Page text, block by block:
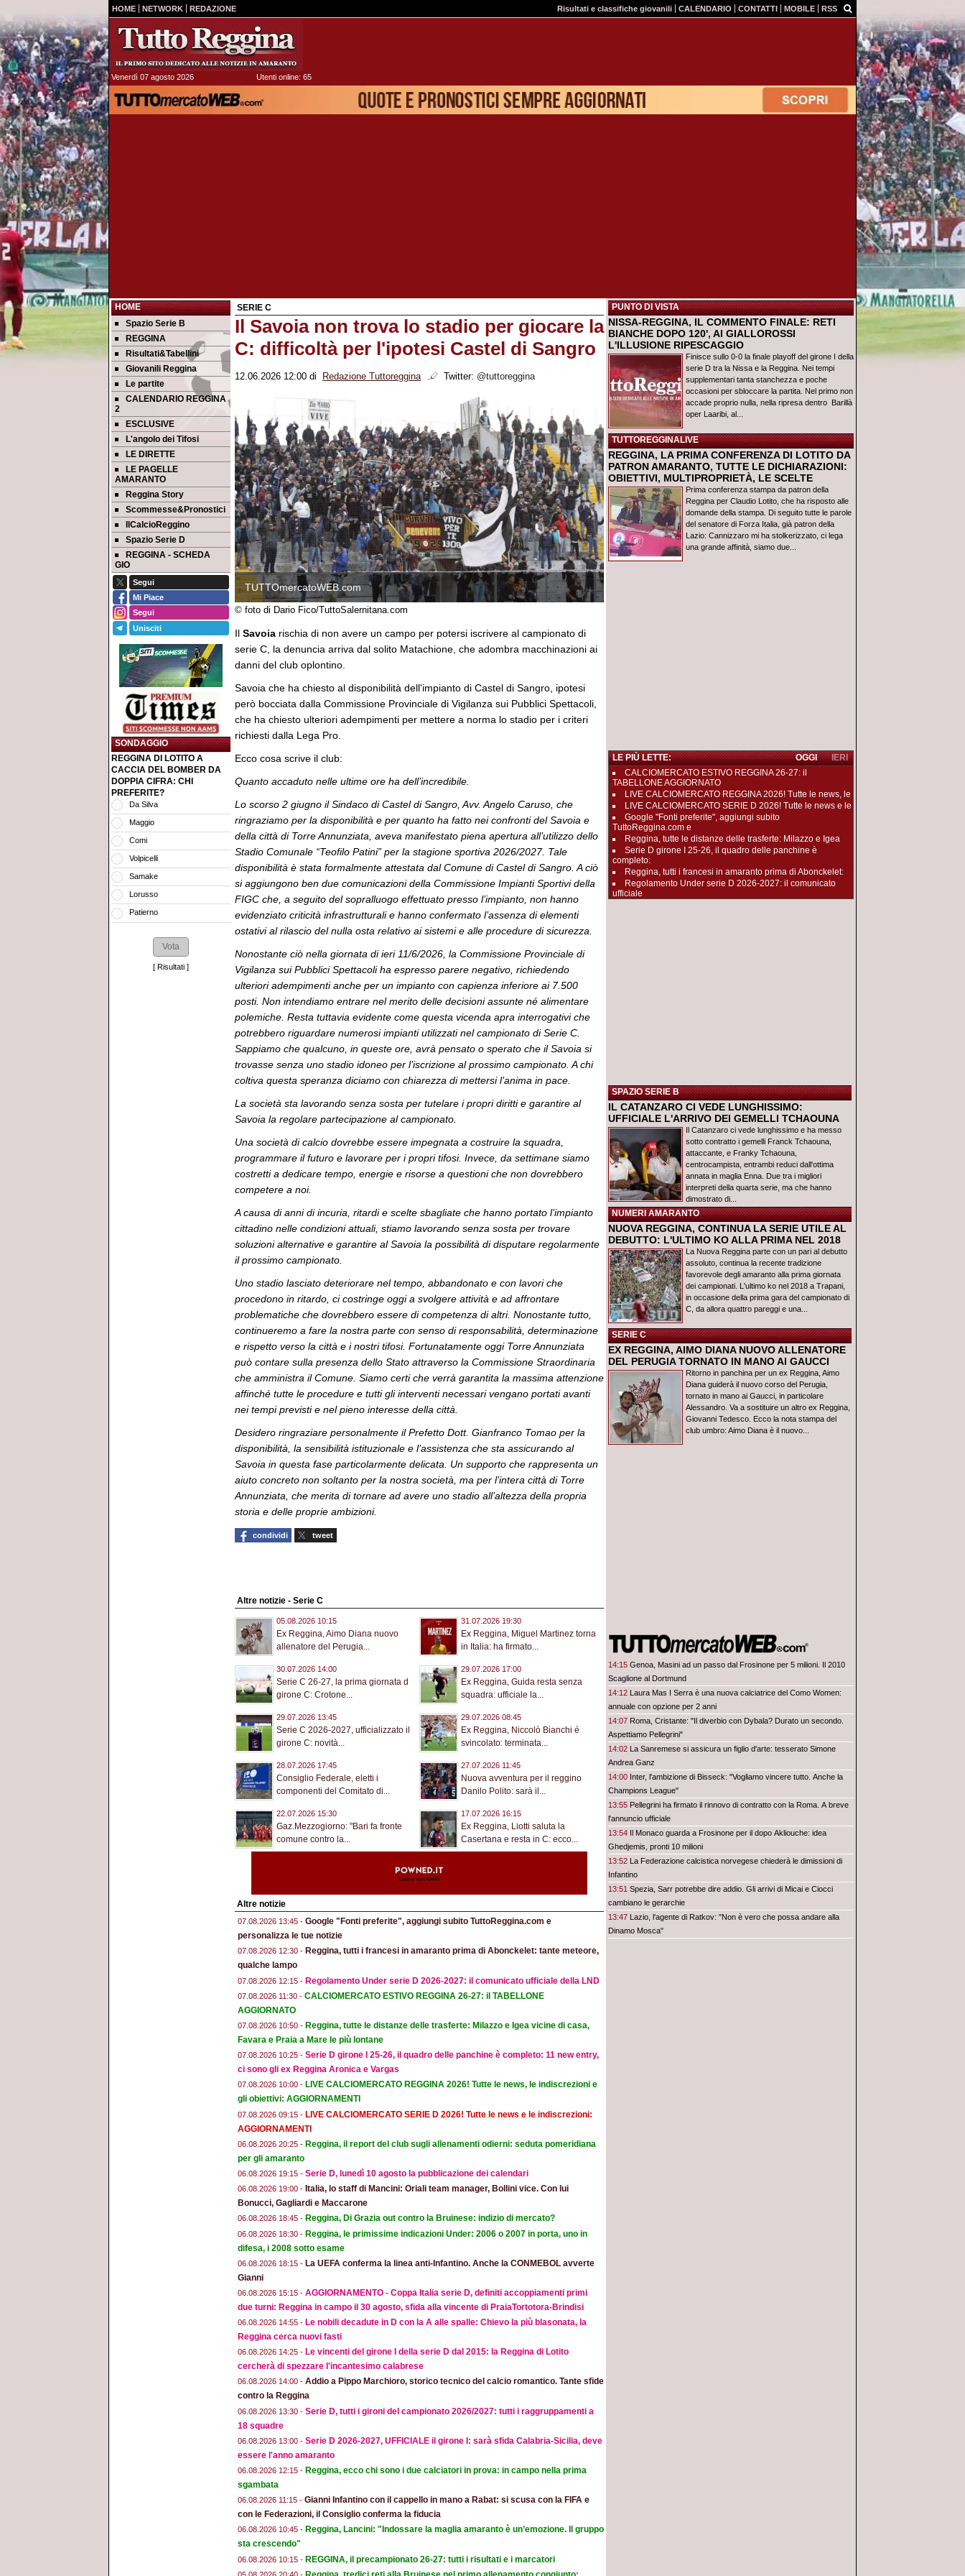
HOME NETWORK REDAZIONE Risultati e classifiche giovanili CALENDARIO CONTATTI MOBILE RSS
Venerdì 07 agosto 2026 Utenti online: 65
HOME
Spazio Serie B
REGGINA
Risultati&Tabellini
Giovanili Reggina
Le partite
CALENDARIO REGGINA
2
ESCLUSIVE
L'angolo dei Tifosi
LE DIRETTE
LE PAGELLE
AMARANTO
Reggina Story
Scommesse&Pronostici
IlCalcioReggino
Spazio Serie D
REGGINA - SCHEDA
GIO
Segui
Mi Piace
Segui
Unisciti
SONDAGGIO
REGGINA DI LOTITO A
CACCIA DEL BOMBER DA
DOPPIA CIFRA: CHI
PREFERITE?
Da Silva
Maggio
Comi
Volpicelli
Samake
Lorusso
Patierno
[ Risultati ]
SERIE C
Il Savoia non trova lo stadio per giocare la
C: difficoltà per l'ipotesi Castel di Sangro
12.06.2026 12:00 di Redazione Tuttoreggina Twitter: @tuttoreggina
TUTTOmercatoWEB.com
© foto di Dario Fico/TuttoSalernitana.com
Il Savoia rischia di non avere un campo per potersi iscrivere al campionato di
serie C, la denuncia arriva dal solito Matachione, che adombra macchinazioni ai
danni del club oplontino.
Savoia che ha chiesto al disponibilità dell'impianto di Castel di Sangro, ipotesi
però bocciata dalla Commissione Provinciale di Vigilanza sui Pubblici Spettacoli,
che ha chiesto ulteriori adempimenti per mettere a norma lo stadio per i criteri
richiesti dalla Lega Pro.
Ecco cosa scrive il club:
Quanto accaduto nelle ultime ore ha dell’incredibile.
Lo scorso 2 giugno il Sindaco di Castel di Sangro, Avv. Angelo Caruso, che
ringraziamo per la disponibilità e per quanto ha fatto nei confronti del Savoia e
della città di Torre Annunziata, aveva manifestato piena apertura all’utilizzo dello
Stadio Comunale “Teofilo Patini” per la stagione sportiva 2026/2027. Tale
disponibilità è stata formalmente attestata dal Comune di Castel di Sangro. A ciò
si aggiungono ben due comunicazioni della Commissione Impianti Sportivi della
FIGC che, a seguito del sopralluogo effettuato presso l’impianto, non hanno
evidenziato criticità infrastrutturali e hanno confermato l’assenza di elementi
ostativi al rilascio del nulla osta relativo ai sistemi e alle procedure di sicurezza.
Nonostante ciò nella giornata di ieri 11/6/2026, la Commissione Provinciale di
Vigilanza sui Pubblici Spettacoli ha espresso parere negativo, richiedendo
ulteriori adempimenti anche per un impianto con capienza inferiore ai 7.500
posti. Non intendiamo entrare nel merito delle decisioni assunte né alimentare
polemiche. Resta tuttavia evidente come questa vicenda apra interrogativi che
potrebbero riguardare numerosi impianti utilizzati nel campionato di Serie C.
Sappiamo che qualcuno, in queste ore, avrà pensato o sperato che il Savoia si
trovasse senza uno stadio idoneo per l’iscrizione al prossimo campionato. A chi
coltiva questa speranza diciamo con chiarezza di mettersi l’anima in pace.
La società sta lavorando senza sosta per tutelare i propri diritti e garantire al
Savoia la regolare partecipazione al campionato.
Una società di calcio dovrebbe essere impegnata a costruire la squadra,
programmare il futuro e lavorare per i propri tifosi. Invece, da settimane siamo
costretti a dedicare tempo, energie e risorse a questioni che non dovrebbero
competere a noi.
A causa di anni di incuria, ritardi e scelte sbagliate che hanno portato l’impianto
cittadino nelle condizioni attuali, stiamo lavorando senza sosta per trovare
soluzioni alternative e garantire al Savoia la possibilità di disputare regolarmente
il prossimo campionato.
Uno stadio lasciato deteriorare nel tempo, abbandonato e con lavori che
procedono in ritardo, ci costringe oggi a svolgere attività e ad affrontare
problematiche che dovrebbero essere di competenza di altri. Nonostante tutto,
continueremo a fare la nostra parte con senso di responsabilità, determinazione
e rispetto verso la città e i nostri tifosi. Fortunatamente oggi Torre Annunziata
può contare sulla presenza dello Stato attraverso la Commissione Straordinaria
che amministra il Comune. Siamo certi che verrà garantita la massima attenzione
affinché tutte le procedure e tutti gli interventi necessari vengano portati avanti
nei tempi previsti e nel pieno interesse della città.
Desidero ringraziare personalmente il Prefetto Dott. Gianfranco Tomao per la
disponibilità, la sensibilità istituzionale e l’assistenza che sta assicurando al
Savoia in questa fase particolarmente delicata. Un supporto che rappresenta un
aiuto concreto non soltanto per la nostra società, ma per l’intera città di Torre
Annunziata, che merita di tornare ad avere uno stadio all’altezza della propria
storia e delle proprie ambizioni.
condividi tweet
Altre notizie - Serie C
05.08.2026 10:15
Ex Reggina, Aimo Diana nuovo
allenatore del Perugia...
31.07.2026 19:30
Ex Reggina, Miguel Martinez torna
in Italia: ha firmato...
30.07.2026 14:00
Serie C 26-27, la prima giornata d
girone C: Crotone...
29.07.2026 17:00
Ex Reggina, Guida resta senza
squadra: ufficiale la...
29.07.2026 13:45
Serie C 2026-2027, ufficializzato il
girone C: novità...
29.07.2026 08:45
Ex Reggina, Niccolò Bianchi é
svincolato: terminata...
28.07.2026 17:45
Consiglio Federale, eletti i
componenti del Comitato di...
27.07.2026 11:45
Nuova avventura per il reggino
Danilo Polito: sarà il...
22.07.2026 15:30
Gaz.Mezzogiorno: "Bari fa fronte
comune contro la...
17.07.2026 16:15
Ex Reggina, Liotti saluta la
Casertana e resta in C: ecco...
Altre notizie
07.08.2026 13:45 - Google "Fonti preferite", aggiungi subito TuttoReggina.com e
personalizza le tue notizie
07.08.2026 12:30 - Reggina, tutti i francesi in amaranto prima di Abonckelet: tante meteore,
qualche lampo
07.08.2026 12:15 - Regolamento Under serie D 2026-2027: il comunicato ufficiale della LND
07.08.2026 11:30 - CALCIOMERCATO ESTIVO REGGINA 26-27: il TABELLONE
AGGIORNATO
07.08.2026 10:50 - Reggina, tutte le distanze delle trasferte: Milazzo e Igea vicine di casa,
Favara e Praia a Mare le più lontane
07.08.2026 10:25 - Serie D girone I 25-26, il quadro delle panchine è completo: 11 new entry,
ci sono gli ex Reggina Aronica e Vargas
07.08.2026 10:00 - LIVE CALCIOMERCATO REGGINA 2026! Tutte le news, le indiscrezioni e
gli obiettivi: AGGIORNAMENTI
07.08.2026 09:15 - LIVE CALCIOMERCATO SERIE D 2026! Tutte le news e le indiscrezioni:
AGGIORNAMENTI
06.08.2026 20:25 - Reggina, il report del club sugli allenamenti odierni: seduta pomeridiana
per gli amaranto
06.08.2026 19:15 - Serie D, lunedì 10 agosto la pubblicazione dei calendari
06.08.2026 19:00 - Italia, lo staff di Mancini: Oriali team manager, Bollini vice. Con lui
Bonucci, Gagliardi e Maccarone
06.08.2026 18:45 - Reggina, Di Grazia out contro la Bruinese: indizio di mercato?
06.08.2026 18:30 - Reggina, le primissime indicazioni Under: 2006 o 2007 in porta, uno in
difesa, i 2008 sotto esame
06.08.2026 18:15 - La UEFA conferma la linea anti-Infantino. Anche la CONMEBOL avverte
Gianni
06.08.2026 15:15 - AGGIORNAMENTO - Coppa Italia serie D, definiti accoppiamenti primi
due turni: Reggina in campo il 30 agosto, sfida alla vincente di PraiaTortotora-Brindisi
06.08.2026 14:55 - Le nobili decadute in D con la A alle spalle: Chievo la più blasonata, la
Reggina cerca nuovi fasti
06.08.2026 14:25 - Le vincenti del girone I della serie D dal 2015: la Reggina di Lotito
cercherà di spezzare l'incantesimo calabrese
06.08.2026 14:00 - Addio a Pippo Marchioro, storico tecnico del calcio romantico. Tante sfide
contro la Reggina
06.08.2026 13:30 - Serie D, tutti i gironi del campionato 2026/2027: tutti i raggruppamenti a
18 squadre
06.08.2026 13:00 - Serie D 2026-2027, UFFICIALE il girone I: sarà sfida Calabria-Sicilia, deve
essere l'anno amaranto
06.08.2026 12:15 - Reggina, ecco chi sono i due calciatori in prova: in campo nella prima
sgambata
06.08.2026 11:15 - Gianni Infantino con il cappello in mano a Rabat: si scusa con la FIFA e
con le Federazioni, il Consiglio conferma la fiducia
06.08.2026 10:45 - Reggina, Lancini: "Indossare la maglia amaranto è un’emozione. Il gruppo
sta crescendo"
06.08.2026 10:15 - REGGINA, il precampionato 26-27: tutti i risultati e i marcatori
PUNTO DI VISTA
NISSA-REGGINA, IL COMMENTO FINALE: RETI
BIANCHE DOPO 120', AI GIALLOROSSI
L'ILLUSIONE RIPESCAGGIO
Finisce sullo 0-0 la finale playoff del girone I della
serie D tra la Nissa e la Reggina. Nei tempi
supplementari tanta stanchezza e poche
occasioni per sbloccare la partita. Nel primo non
accade proprio nulla, nella ripresa dentro Barillà
oper Laaribi, al...
TUTTOREGGINALIVE
REGGINA, LA PRIMA CONFERENZA DI LOTITO DA
PATRON AMARANTO, TUTTE LE DICHIARAZIONI:
OBIETTIVI, MULTIPROPRIETÀ, LE SCELTE
Prima conferenza stampa da patron della
Reggina per Claudio Lotito, che ha risposto alle
domande della stampa. Di seguito tutte le parole
del senatore di Forza Italia, già patron della
Lazio: Cannizzaro mi ha stolkerizzato, ci lega
una grande affinità, siamo due...
LE PIÙ LETTE: IERI
OGGI
CALCIOMERCATO ESTIVO REGGINA 26-27: il
TABELLONE AGGIORNATO
LIVE CALCIOMERCATO REGGINA 2026! Tutte le news, le
LIVE CALCIOMERCATO SERIE D 2026! Tutte le news e le
Google "Fonti preferite", aggiungi subito
TuttoReggina.com e
Reggina, tutte le distanze delle trasferte: Milazzo e Igea
Serie D girone I 25-26, il quadro delle panchine è
completo:
Reggina, tutti i francesi in amaranto prima di Abonckelet:
Regolamento Under serie D 2026-2027: il comunicato
ufficiale
SPAZIO SERIE B
IL CATANZARO CI VEDE LUNGHISSIMO:
UFFICIALE L'ARRIVO DEI GEMELLI TCHAOUNA
Il Catanzaro ci vede lunghissimo e ha messo
sotto contratto i gemelli Franck Tchaouna,
attaccante, e Franky Tchaouna,
centrocampista, entrambi reduci dall'ottima
annata in maglia Enna. Due tra i migliori
interpreti della quarta serie, ma che hanno
dimostrato di...
NUMERI AMARANTO
NUOVA REGGINA, CONTINUA LA SERIE UTILE AL
DEBUTTO: L'ULTIMO KO ALLA PRIMA NEL 2018
La Nuova Reggina parte con un pari al debutto
assoluto, continua la recente tradizione
favorevole degli amaranto alla prima giornata
dei campionati. L'ultimo ko nel 2018 a Trapani,
in occasione della prima gara del campionato di
C, da allora quattro pareggi e una...
SERIE C
EX REGGINA, AIMO DIANA NUOVO ALLENATORE
DEL PERUGIA TORNATO IN MANO AI GAUCCI
Ritorno in panchina per un ex Reggina, Aimo
Diana guiderà il nuovo corso del Perugia,
tornato in mano ai Gaucci, in particolare
Alessandro. Va a sostituire un altro ex Reggina,
Giovanni Tedesco. Ecco la nota stampa del
club umbro: Aimo Diana è il nuovo...
14:15 Genoa, Masini ad un passo dal Frosinone per 5 milioni. Il 2010
Scaglione al Dortmund
14:12 Laura Mas I Serra è una nuova calciatrice del Como Women:
annuale con opzione per 2 anni
14:07 Roma, Cristante: "Il diverbio con Dybala? Durato un secondo.
Aspettiamo Pellegrini"
14:02 La Sanremese si assicura un figlio d'arte: tesserato Simone
Andrea Ganz
14:00 Inter, l'ambizione di Bisseck: "Vogliamo vincere tutto. Anche la
Champions League"
13:55 Pellegrini ha firmato il rinnovo di contratto con la Roma. A breve
l'annuncio ufficiale
13:54 Il Monaco guarda a Frosinone per il dopo Akliouche: idea
Ghedjemis, pronti 10 milioni
13:52 La Federazione calcistica norvegese chiederà le dimissioni di
Infantino
13:51 Spezia, Sarr potrebbe dire addio. Gli arrivi di Micai e Ciocci
cambiano le gerarchie
13:47 Lazio, l'agente di Ratkov: "Non è vero che possa andare alla
Dinamo Mosca"